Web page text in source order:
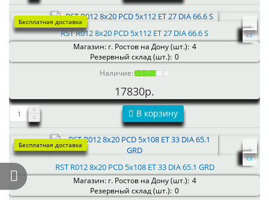
Бесплатная доставка
RST R012 8x20 PCD 5x112 ET 27 DIA 66.6 S
Магазин: г. Ростов на Дону (шт.): 4
Резервный склад (шт.): 0
Наличие:
17830р.
В корзину
Бесплатная доставка
RST R012 8x20 PCD 5x108 ET 33 DIA 65.1 GRD
Магазин: г. Ростов на Дону (шт.): 4
Резервный склад (шт.): 0